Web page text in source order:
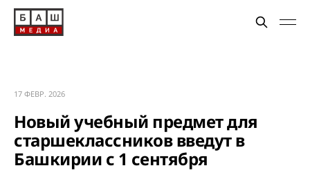
17 ФЕВР. 2026
Новый учебный предмет для
старшеклассников введут в
Башкирии с 1 сентября